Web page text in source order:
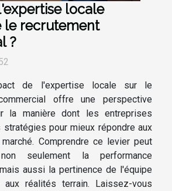
locale
le recrutement
?
de l'expertise locale sur le
offre une perspective
la manière dont les entreprises
stratégies pour mieux répondre aux
Comprendre ce levier peut
seulement la performance
aussi la pertinence de l'équipe
aux réalités terrain. Laissez-vous